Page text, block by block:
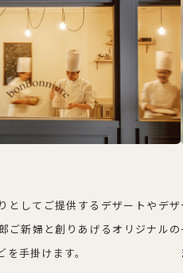
としてご提供するデザートやデザ
ご新婦と創りあげるオリジナルの
手掛けます。